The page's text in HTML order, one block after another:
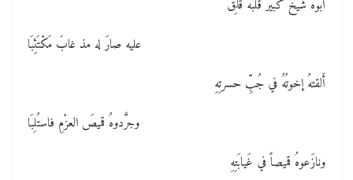
أَبوهُ شيخٌ كبيرٌ قلبُهُ قلِقٌ
عليه صارَ له مذ غابَ مَكْتَئِبَا
أَلقتهُ إخوتُهُ في جُبِّ حسرتِهِ
وجرَّدوهُ قميصَ العزْمِ فاستُلِبَا
ونازَعوهُ قميصاً في غَيابَتِهِ